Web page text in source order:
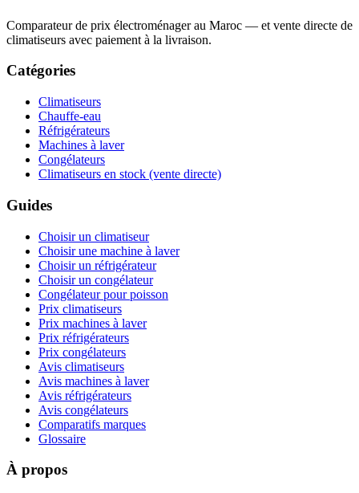
Comparateur de prix électroménager au Maroc — et vente directe de
climatiseurs avec paiement à la livraison.
Catégories
Climatiseurs
Chauffe-eau
Réfrigérateurs
Machines à laver
Congélateurs
Climatiseurs en stock (vente directe)
Guides
Choisir un climatiseur
Choisir une machine à laver
Choisir un réfrigérateur
Choisir un congélateur
Congélateur pour poisson
Prix climatiseurs
Prix machines à laver
Prix réfrigérateurs
Prix congélateurs
Avis climatiseurs
Avis machines à laver
Avis réfrigérateurs
Avis congélateurs
Comparatifs marques
Glossaire
À propos